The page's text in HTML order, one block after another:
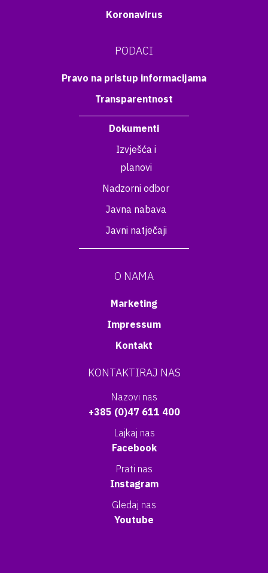
Koronavirus
PODACI
Pravo na pristup informacijama
Transparentnost
Dokumenti
Izvješća i
planovi
Nadzorni odbor
Javna nabava
Javni natječaji
O NAMA
Marketing
Impressum
Kontakt
KONTAKTIRAJ NAS
Nazovi nas
+385 (0)47 611 400
Lajkaj nas
Facebook
Prati nas
Instagram
Gledaj nas
Youtube